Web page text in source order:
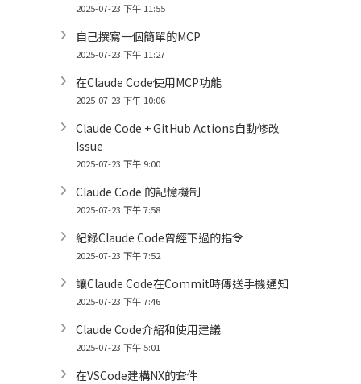
2025-07-23 下午 11:55
自己撰寫一個簡單的MCP
2025-07-23 下午 11:27
在Claude Code使用MCP功能
2025-07-23 下午 10:06
Claude Code + GitHub Actions自動修改
Issue
2025-07-23 下午 9:00
Claude Code 的記憶機制
2025-07-23 下午 7:58
紀錄Claude Code曾經下過的指令
2025-07-23 下午 7:52
讓Claude Code在Commit時傳送手機通知
2025-07-23 下午 7:46
Claude Code介紹和使用建議
2025-07-23 下午 5:01
在VSCode建構NX的套件